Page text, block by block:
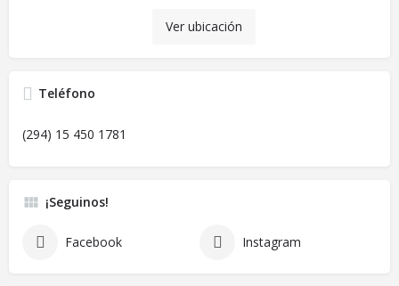
Ver ubicación
Teléfono
(294) 15 450 1781
¡Seguinos!
Facebook Instagram